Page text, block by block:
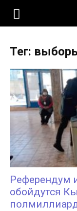
KLOOP.KG
Новости
Кыргызстана
Тег:
Референдум
обойдутся